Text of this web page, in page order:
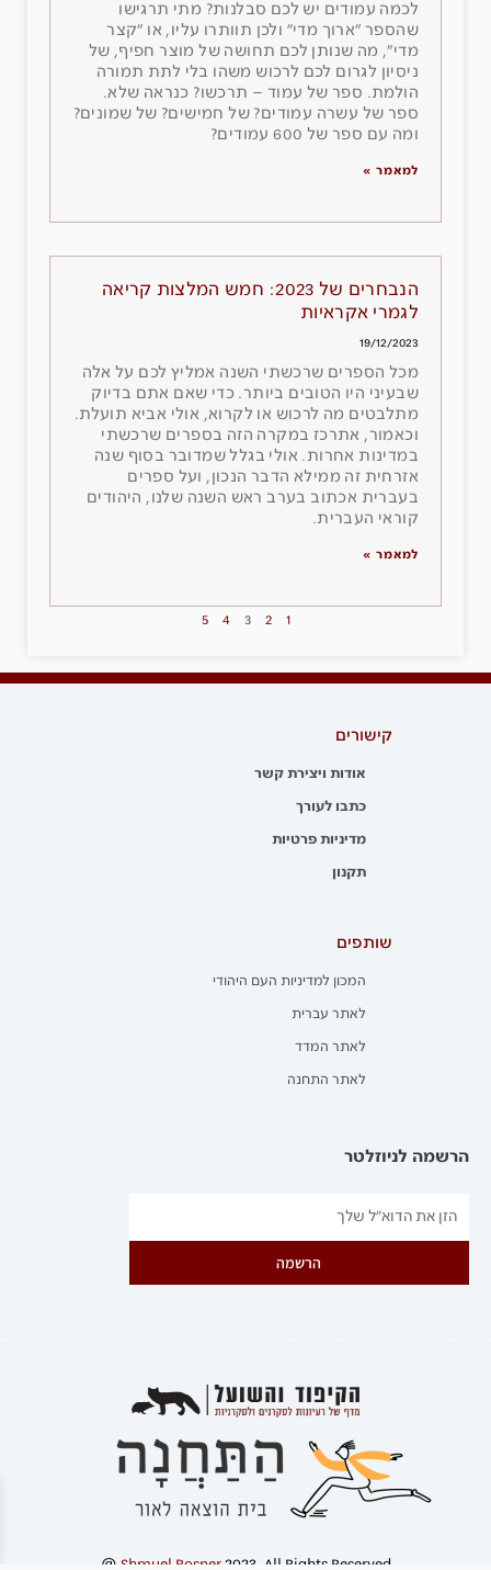
לכמה עמודים יש לכם סבלנות? מתי תרגישו
שהספר ״ארוך מדי״ ולכן תוותרו עליו, או ״קצר
מדי״, מה שנותן לכם תחושה של מוצר חפיף, של
ניסיון לגרום לכם לרכוש משהו בלי לתת תמורה
הולמת. ספר של עמוד – תרכשו? כנראה שלא.
ספר של עשרה עמודים? של חמישים? של שמונים?
ומה עם ספר של 600 עמודים?
למאמר »
הנבחרים של 2023: חמש המלצות קריאה
לגמרי אקראיות
19/12/2023
מכל הספרים שרכשתי השנה אמליץ לכם על אלה
שבעיני היו הטובים ביותר. כדי שאם אתם בדיוק
מתלבטים מה לרכוש או לקרוא, אולי אביא תועלת.
וכאמור, אתרכז במקרה הזה בספרים שרכשתי
במדינות אחרות. אולי בגלל שמדובר בסוף שנה
אזרחית זה ממילא הדבר הנכון, ועל ספרים
בעברית אכתוב בערב ראש השנה שלנו, היהודים
קוראי העברית.
למאמר »
1
2
3
4
5
קישורים
אודות ויצירת קשר
כתבו לעורך
מדיניות פרטיות
תקנון
שותפים
המכון למדיניות העם היהודי
לאתר עברית
לאתר המדד
לאתר התחנה
הרשמה לניוזלטר
הרשמה
@ Shmuel Rosner2023. All Rights Reserved